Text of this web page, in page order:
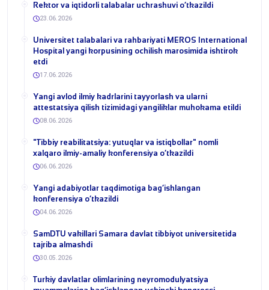
​Rektor va iqtidorli talabalar uchrashuvi o‘tkazildi
23.06.2026
Universitet talabalari va rahbariyati MEROS International
Hospital yangi korpusining ochilish marosimida ishtirok
etdi
17.06.2026
Yangi avlod ilmiy kadrlarini tayyorlash va ularni
attestatsiya qilish tizimidagi yangiliklar muhokama etildi
08.06.2026
​"Tibbiy reabilitatsiya: yutuqlar va istiqbollar" nomli
xalqaro ilmiy-amaliy konferensiya o‘tkazildi
06.06.2026
​Yangi adabiyotlar taqdimotiga bag‘ishlangan
konferensiya o‘tkazildi
04.06.2026
SamDTU vakillari Samara davlat tibbiyot universitetida
tajriba almashdi
30.05.2026
​Turkiy davlatlar olimlarining neyromodulyatsiya